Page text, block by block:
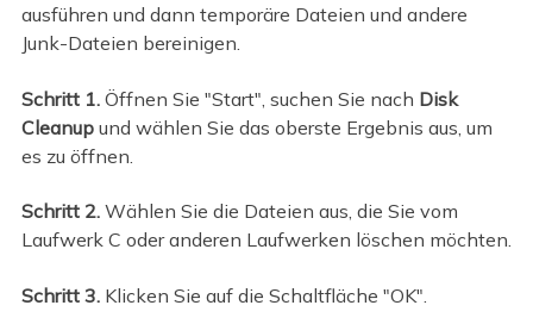
ausführen und dann temporäre Dateien und andere
Junk-Dateien bereinigen.
Schritt 1.Öffnen Sie "Start", suchen Sie nach Disk
Cleanupund wählen Sie das oberste Ergebnis aus, um
es zu öffnen.
Schritt 2.Wählen Sie die Dateien aus, die Sie vom
Laufwerk C oder anderen Laufwerken löschen möchten.
Schritt 3.Klicken Sie auf die Schaltfläche "OK".